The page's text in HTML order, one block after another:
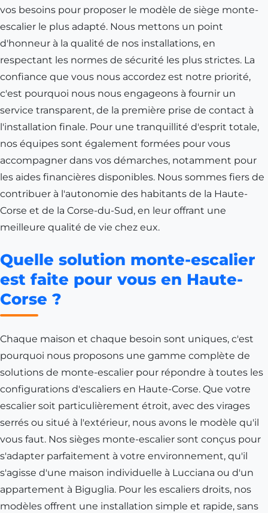
vos besoins pour proposer le modèle de siège monte-
escalier le plus adapté. Nous mettons un point
d'honneur à la qualité de nos installations, en
respectant les normes de sécurité les plus strictes. La
confiance que vous nous accordez est notre priorité,
c'est pourquoi nous nous engageons à fournir un
service transparent, de la première prise de contact à
l'installation finale. Pour une tranquillité d'esprit totale,
nos équipes sont également formées pour vous
accompagner dans vos démarches, notamment pour
les aides financières disponibles. Nous sommes fiers de
contribuer à l'autonomie des habitants de la Haute-
Corse et de la Corse-du-Sud, en leur offrant une
meilleure qualité de vie chez eux.
Quelle solution monte-escalier
est faite pour vous en Haute-
Corse ?
Chaque maison et chaque besoin sont uniques, c'est
pourquoi nous proposons une gamme complète de
solutions de monte-escalier pour répondre à toutes les
configurations d'escaliers en Haute-Corse. Que votre
escalier soit particulièrement étroit, avec des virages
serrés ou situé à l'extérieur, nous avons le modèle qu'il
vous faut. Nos sièges monte-escalier sont conçus pour
s'adapter parfaitement à votre environnement, qu'il
s'agisse d'une maison individuelle à Lucciana ou d'un
appartement à Biguglia. Pour les escaliers droits, nos
modèles offrent une installation simple et rapide, sans